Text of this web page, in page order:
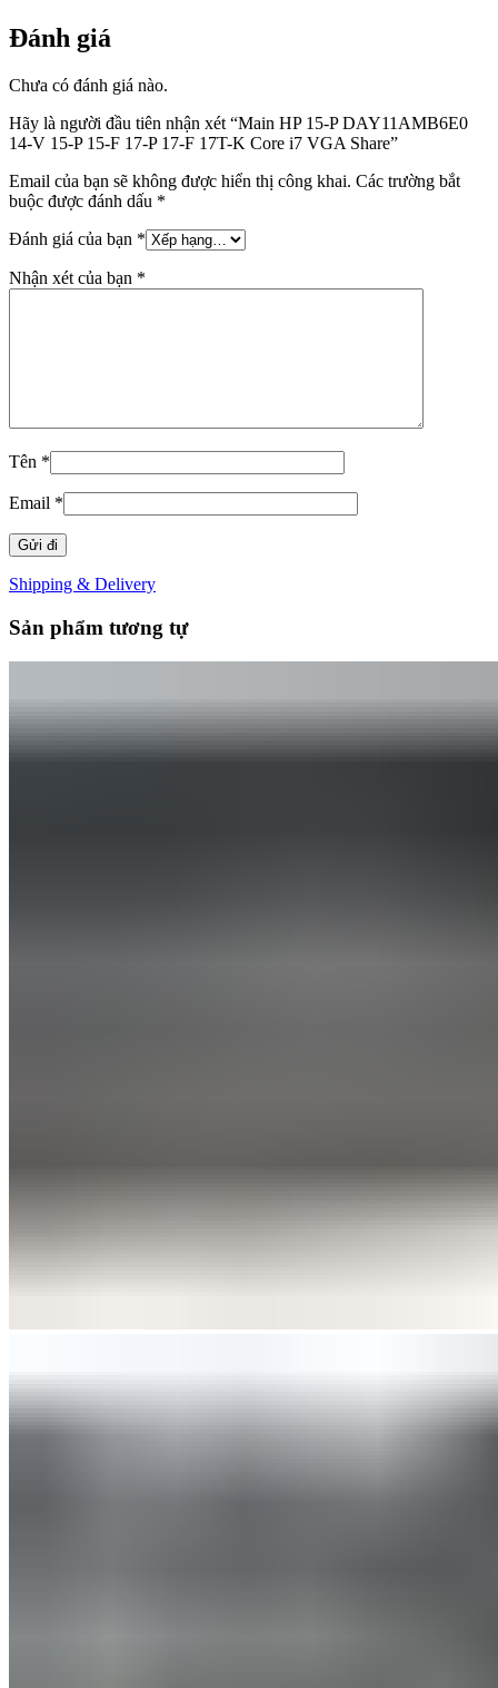
Đánh giá
Chưa có đánh giá nào.
Hãy là người đầu tiên nhận xét “Main HP 15-P DAY11AMB6E0
14-V 15-P 15-F 17-P 17-F 17T-K Core i7 VGA Share”
Email của bạn sẽ không được hiển thị công khai. Các trường bắt
buộc được đánh dấu *
Đánh giá của bạn *
Nhận xét của bạn *
Tên *
Email *
Shipping & Delivery
Sản phẩm tương tự